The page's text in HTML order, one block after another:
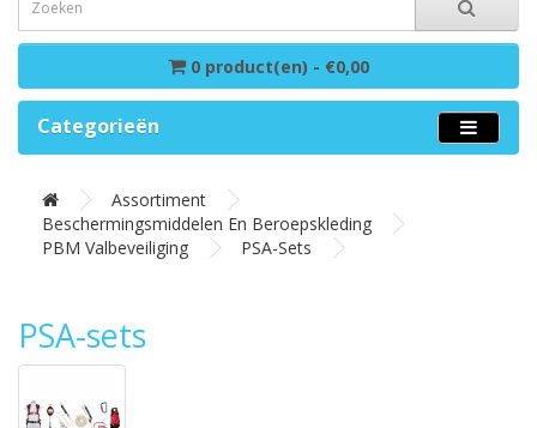
0 product(en) - €0,00
Categorieën
Assortiment
Beschermingsmiddelen En Beroepskleding
PBM Valbeveiliging
PSA-Sets
PSA-sets